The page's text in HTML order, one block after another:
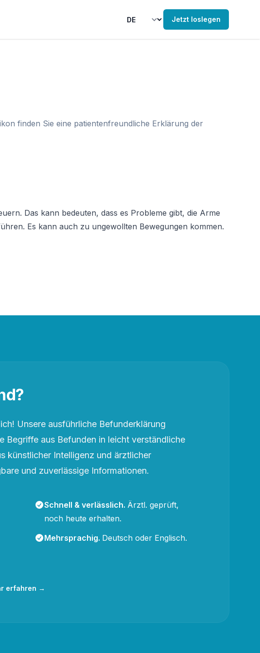
Jetzt loslegen
finden Sie eine patientenfreundliche Erklärung der
Das kann bedeuten, dass es Probleme gibt, die Arme
Es kann auch zu ungewollten Bewegungen kommen.
Unsere ausführliche Befunderklärung
Begriffe aus Befunden in leicht verständliche
künstlicher Intelligenz und ärztlicher
und zuverlässige Informationen.
Schnell & verlässlich. Ärztl. geprüft,
noch heute erhalten.
Mehrsprachig. Deutsch oder Englisch.
erfahren →